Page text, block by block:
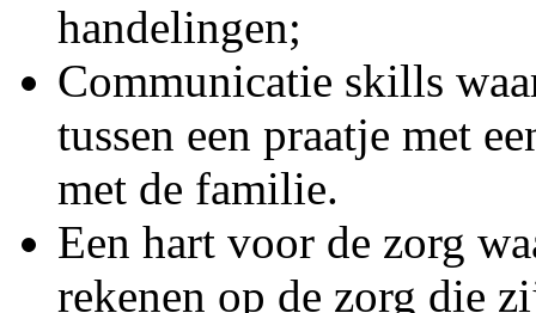
handelingen;
Communicatie skills
tussen een praatje met
met de familie.
Een hart voor de zorg
rekenen op de zorg die